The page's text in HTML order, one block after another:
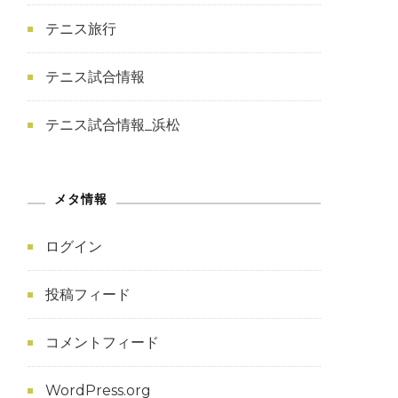
テニス旅行
テニス試合情報
テニス試合情報_浜松
メタ情報
ログイン
投稿フィード
コメントフィード
WordPress.org